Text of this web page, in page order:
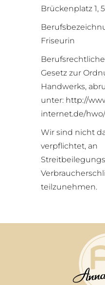
Brückenplatz 1,
Friseurin
Gesetz zur
Handwerks,
unter: http://
internet.de/
Wir sind nicht
verpflichtet, an
teilzunehmen.